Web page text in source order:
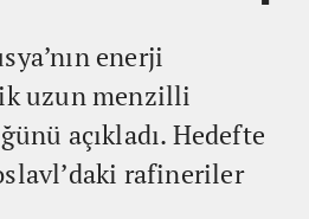
enerji
uzun menzilli
açıkladı. Hedefte
rafineriler